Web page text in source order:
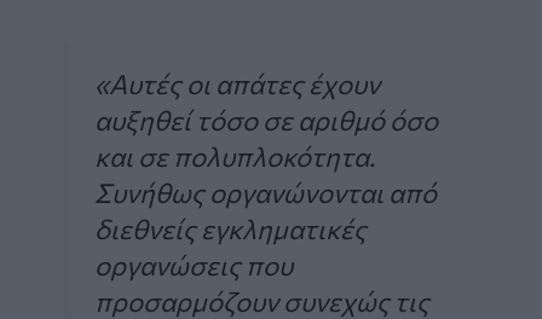
«Αυτές οι απάτες έχουν
αυξηθεί τόσο σε αριθμό όσο
και σε πολυπλοκότητα.
Συνήθως οργανώνονται από
διεθνείς εγκληματικές
οργανώσεις που
προσαρμόζουν συνεχώς τις